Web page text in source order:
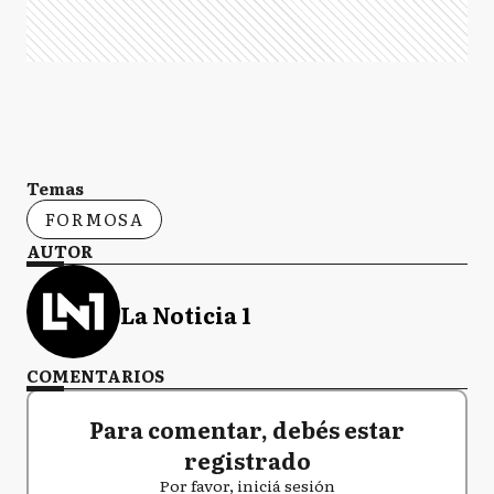
Temas
FORMOSA
AUTOR
La Noticia 1
COMENTARIOS
Para comentar, debés estar
registrado
Por favor, iniciá sesión